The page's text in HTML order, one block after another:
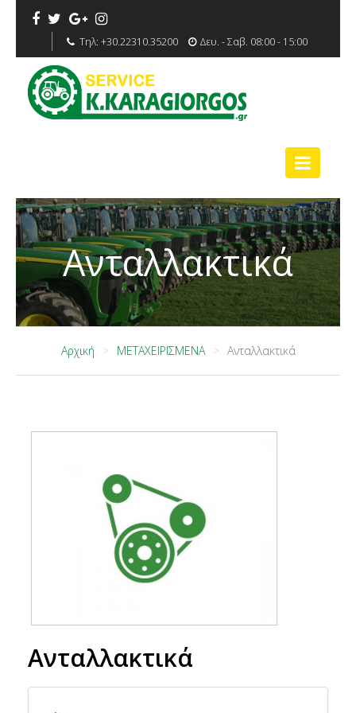
Τηλ: +30.22310.35200 Δευ. - Σαβ. 08:00 - 15:00
Ανταλλακτικά
Αρχική ΜΕΤΑΧΕΙΡΙΣΜΕΝΑ Ανταλλακτικά
Ανταλλακτικά